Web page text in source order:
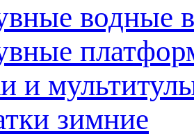
водные
и
зимние